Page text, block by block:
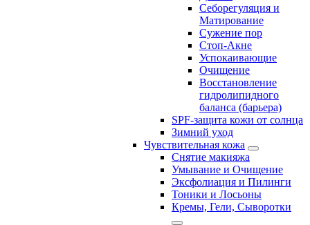
Себорегуляция и
Матирование
Сужение пор
Стоп-Акне
Успокаивающие
Очищение
Восстановление
гидролипидного
баланса (барьера)
SPF-защита кожи от солнца
Зимний уход
Чувствительная кожа
Снятие макияжа
Умывание и Очищение
Эксфолиация и Пилинги
Тоники и Лосьоны
Кремы, Гели, Сыворотки